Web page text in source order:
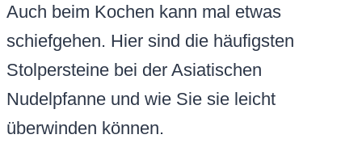
Auch beim Kochen kann mal etwas
schiefgehen. Hier sind die häufigsten
Stolpersteine bei der Asiatischen
Nudelpfanne und wie Sie sie leicht
überwinden können.